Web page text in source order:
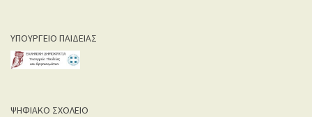
ΥΠΟΥΡΓΕΙΟ ΠΑΙΔΕΙΑΣ
ΨΗΦΙΑΚΟ ΣΧΟΛΕΙΟ